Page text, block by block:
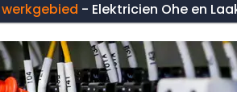
werkgebied - Elektricien Ohe en